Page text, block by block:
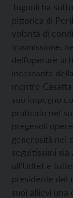
Tugnoli ha
pittorica di
volontà di
trasmissione,
dell’operare
incessante
mentre
suo impegno
praticato nel
pregevoli
generosità nei
seguitissimi sia
all’Udtet e
presidente del
suoi allievi una